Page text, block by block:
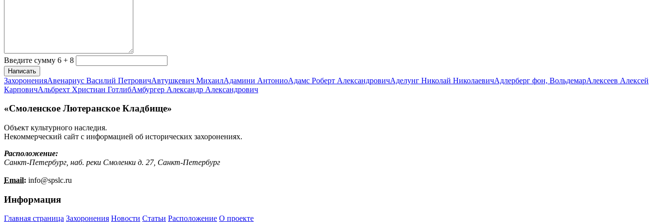
Введите сумму 6 + 8
Написать
ЗахороненияАвенариус Василий ПетровичАвтушкевич МихаилАдамини АнтониоАдамс Роберт АлександровичАделунг Николай НиколаевичАдлерберг фон, ВольдемарАлексеев Алексей
КарповичАльбрехт Христиан ГотлибАмбургер Александр Александрович
«Смоленское Лютеранское Кладбище»
Объект культурного наследия.
Некоммерческий сайт с информацией об исторических захоронениях.
Расположение:
Санкт-Петербург, наб. реки Смоленки д. 27, Санкт-Петербург
Email: info@spslc.ru
Информация
Главная страница Захоронения Новости Статьи Расположение О проекте